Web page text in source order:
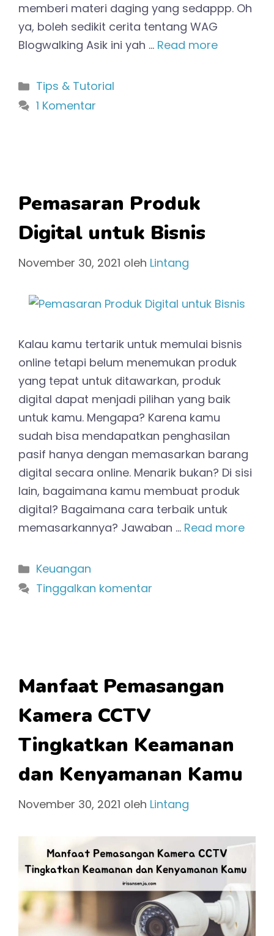
memberi materi daging yang sedappp. Oh
ya, boleh sedikit cerita tentang WAG
Blogwalking Asik ini yah … Read more
Kategori
Tips & Tutorial
1 Komentar
Pemasaran Produk
Digital untuk Bisnis
November 30, 2021 oleh Lintang
Kalau kamu tertarik untuk memulai bisnis
online tetapi belum menemukan produk
yang tepat untuk ditawarkan, produk
digital dapat menjadi pilihan yang baik
untuk kamu. Mengapa? Karena kamu
sudah bisa mendapatkan penghasilan
pasif hanya dengan memasarkan barang
digital secara online. Menarik bukan? Di sisi
lain, bagaimana kamu membuat produk
digital? Bagaimana cara terbaik untuk
memasarkannya? Jawaban … Read more
Kategori
Keuangan
Tinggalkan komentar
Manfaat Pemasangan
Kamera CCTV
Tingkatkan Keamanan
dan Kenyamanan Kamu
November 30, 2021 oleh Lintang